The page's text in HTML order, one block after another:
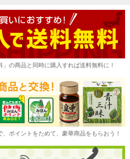
」の商品と同時に購入すれば送料無料に！
ポイントをためて、豪華商品をもらおう！